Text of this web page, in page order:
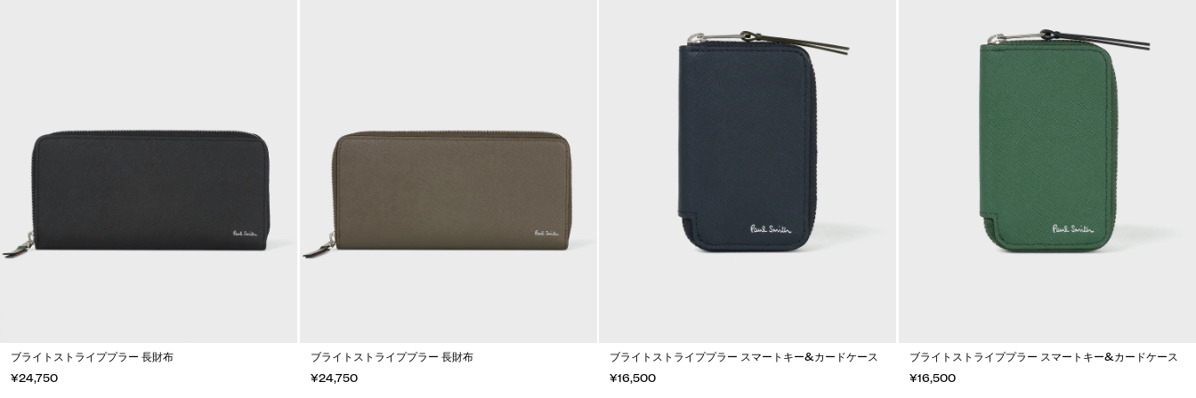
ブライトストライププラー 長財布
¥24,750
ブライトストライププラー 長財布
¥24,750
ブライトストライププラー スマートキー&カードケース
¥16,500
ブライトストライププラー スマートキー&カードケース
¥16,500